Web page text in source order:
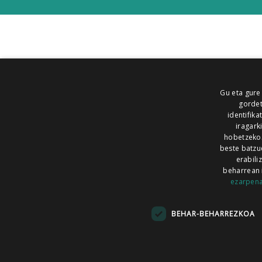
ALEA
MAILOPE NOAUA
Gu eta
hobetzeko.
beste
BEHAR-BEHARREZKOA